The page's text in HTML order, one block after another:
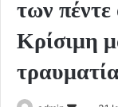
των
Κρίσιμη